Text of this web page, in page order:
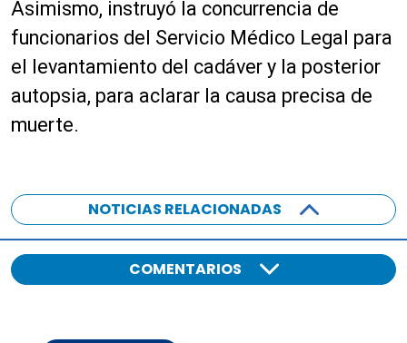
e
a
d
i
o
Asimismo, instruyó la concurrencia de
funcionarios del Servicio Médico Legal para
el levantamiento del cadáver y la posterior
autopsia, para aclarar la causa precisa de
muerte.
NOTICIAS RELACIONADAS
COMENTARIOS